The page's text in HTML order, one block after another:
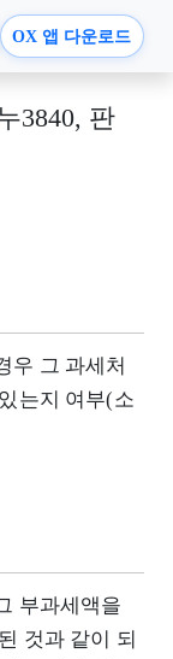
OX 앱 다운로드
3840, 판
우 그 과세처
는지 여부(소
부과세액을
것과 같이 되